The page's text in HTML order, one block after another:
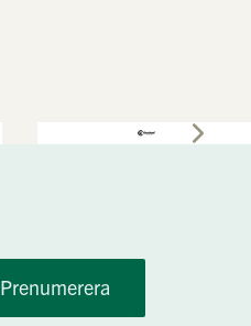
Prenumerera